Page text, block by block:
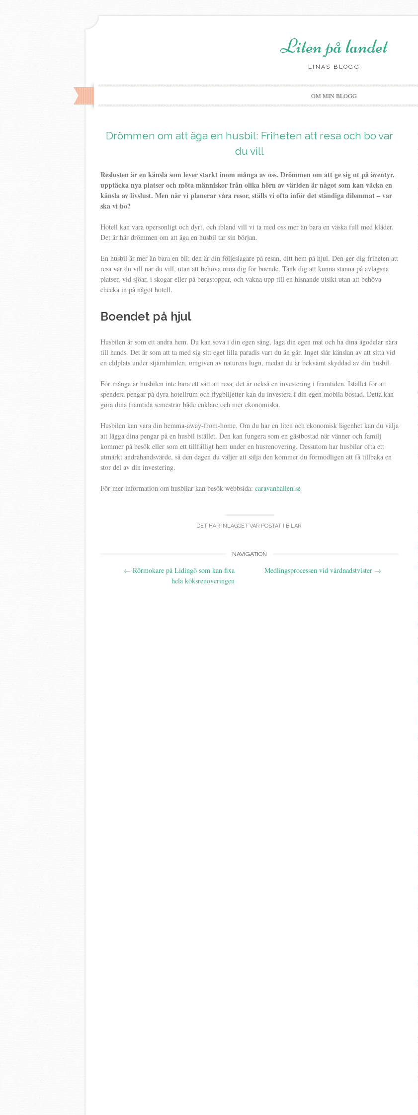
Liten på landet
LINAS BLOGG
Skip
to
OM MIN BLOGG
Drömmen om att äga en husbil: Friheten att resa och bo var
du vill
Reslusten är en känsla som lever starkt inom många av oss. Drömmen om att ge sig ut på äventyr,
upptäcka nya platser och möta människor från olika hörn av världen är något som kan väcka en
känsla av livslust. Men när vi planerar våra resor, ställs vi ofta inför det ständiga dilemmat – var
ska vi bo?
Hotell kan vara opersonligt och dyrt, och ibland vill vi ta med oss mer än bara en väska full med kläder.
Det är här drömmen om att äga en husbil tar sin början.
En husbil är mer än bara en bil; den är din följeslagare på resan, ditt hem på hjul. Den ger dig friheten att
resa var du vill när du vill, utan att behöva oroa dig för boende. Tänk dig att kunna stanna på avlägsna
platser, vid sjöar, i skogar eller på bergstoppar, och vakna upp till en hisnande utsikt utan att behöva
checka in på något hotell.
Boendet på hjul
Husbilen är som ett andra hem. Du kan sova i din egen säng, laga din egen mat och ha dina ägodelar nära
till hands. Det är som att ta med sig sitt eget lilla paradis vart du än går. Inget slår känslan av att sitta vid
en eldplats under stjärnhimlen, omgiven av naturens lugn, medan du är bekvämt skyddad av din husbil.
För många är husbilen inte bara ett sätt att resa, det är också en investering i framtiden. Istället för att
spendera pengar på dyra hotellrum och flygbiljetter kan du investera i din egen mobila bostad. Detta kan
göra dina framtida semestrar både enklare och mer ekonomiska.
Husbilen kan vara din hemma-away-from-home. Om du har en liten och ekonomisk lägenhet kan du välja
att lägga dina pengar på en husbil istället. Den kan fungera som en gästbostad när vänner och familj
kommer på besök eller som ett tillfälligt hem under en husrenovering. Dessutom har husbilar ofta ett
utmärkt andrahandsvärde, så den dagen du väljer att sälja den kommer du förmodligen att få tillbaka en
stor del av din investering.
För mer information om husbilar kan besök webbsida: caravanhallen.se
DET HÄR INLÄGGET VAR POSTAT I BILAR.
navigation
NAVIGATION
← Rörmokare på Lidingö som kan fixa
hela köksrenoveringen
Medlingsprocessen vid vårdnadstvister →